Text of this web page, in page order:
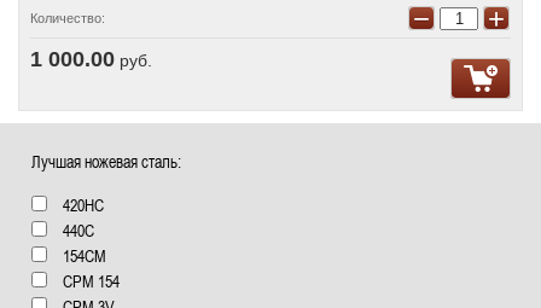
Количество: − +
1 000.00 руб.
Лучшая ножевая сталь:
420HC
440C
154СМ
CPM 154